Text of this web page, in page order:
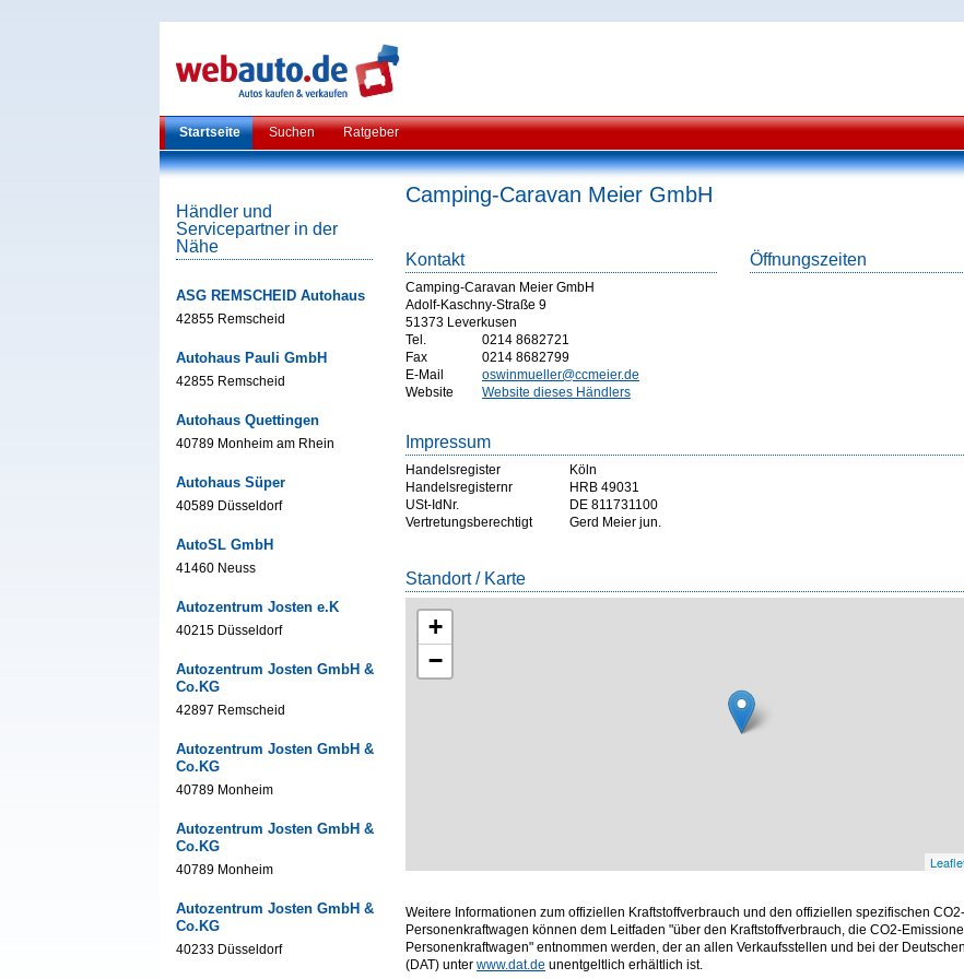
Startseite Suchen Ratgeber
Händler und
Servicepartner in der
Nähe
ASG REMSCHEID Autohaus
42855 Remscheid
Autohaus Pauli GmbH
42855 Remscheid
Autohaus Quettingen
40789 Monheim am Rhein
Autohaus Süper
40589 Düsseldorf
AutoSL GmbH
41460 Neuss
Autozentrum Josten e.K
40215 Düsseldorf
Autozentrum Josten GmbH &
Co.KG
42897 Remscheid
Autozentrum Josten GmbH &
Co.KG
40789 Monheim
Autozentrum Josten GmbH &
Co.KG
40789 Monheim
Autozentrum Josten GmbH &
Co.KG
40233 Düsseldorf
Camping-Caravan Meier GmbH
Kontakt
Camping-Caravan Meier GmbH
Adolf-Kaschny-Straße 9
51373 Leverkusen
Tel.
0214 8682721
Fax
0214 8682799
E-Mail
oswinmueller@ccmeier.de
Website
Website dieses Händlers
Öffnungszeiten
Impressum
Handelsregister
Köln
Handelsregisternr
HRB 49031
USt-IdNr.
DE 811731100
Vertretungsberechtigt
Gerd Meier jun.
Standort / Karte
+
−
Weitere Informationen zum offiziellen Kraftstoffverbrauch und den offiziellen spezifischen
Personenkraftwagen können dem Leitfaden "über den Kraftstoffverbrauch, die CO2-
Personenkraftwagen" entnommen werden, der an allen Verkaufsstellen und bei der
(DAT) unter www.dat.de unentgeltlich erhältlich ist.